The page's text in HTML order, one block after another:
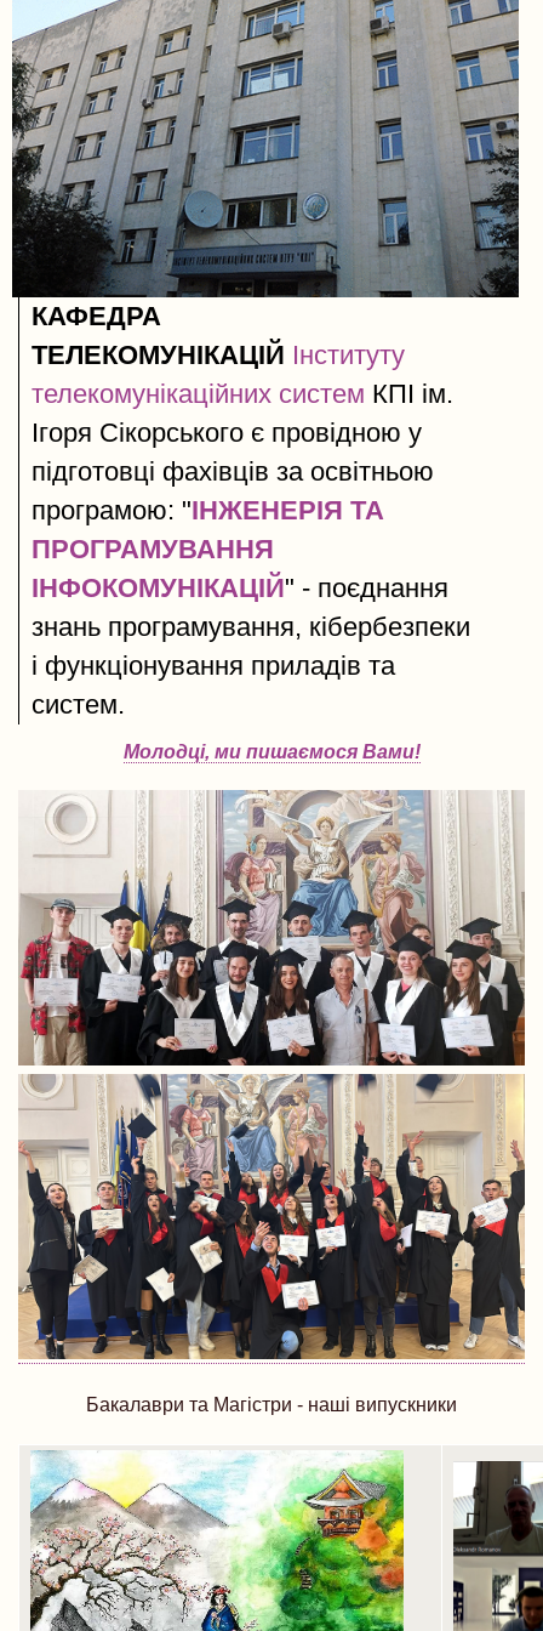
КАФЕДРА
ТЕЛЕКОМУНІКАЦІЙ Інституту
телекомунікаційних систем​ КПІ ім.
Ігоря Сікорського є провідною у
підготовці фахівців за освітньою
програмою: "ІНЖЕНЕРІЯ ТА
ПРОГРАМУВАННЯ
ІНФОКОМУНІКАЦІЙ" - поєднання
знань програмування, кібербезпеки
і функціонування приладів та
систем.
Молодці, ми пишаємося Вами!
Бакалаври та Магістри - наші випускники